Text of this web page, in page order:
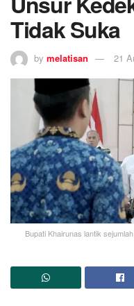
Tidak Suka
by melatisan 21
Bupati Khairunas lantik